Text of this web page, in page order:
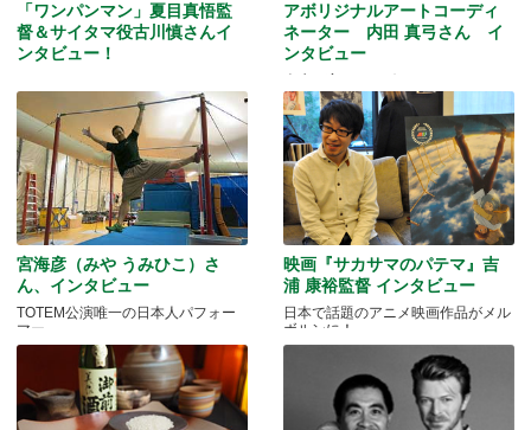
「ワンパンマン」夏目真悟監
督＆サイタマ役古川慎さんイ
ンタビュー！
2016
アボリジナルアートコーディ
ネーター 内田 真弓さん イ
ンタビュー
の出会いとは…
宮海彦（みや うみひこ）さ
ん、インタビュー
TOTEM公演唯一の日本人パフォー
マー
映画『サカサマのパテマ』吉
浦 康裕監督 インタビュー
日本で話題のアニメ映画作品がメル
ボルンに！